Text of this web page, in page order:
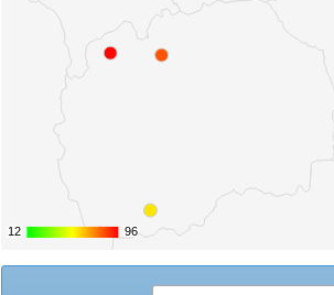
12
12 96
96